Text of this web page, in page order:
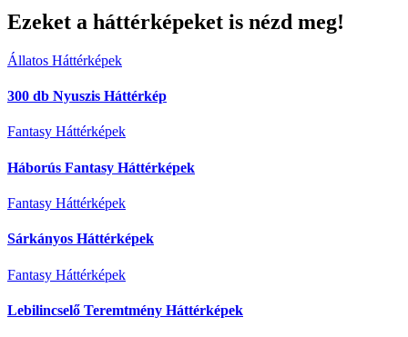
Ezeket a háttérképeket is nézd meg!
Állatos Háttérképek
300 db Nyuszis Háttérkép
Fantasy Háttérképek
Háborús Fantasy Háttérképek
Fantasy Háttérképek
Sárkányos Háttérképek
Fantasy Háttérképek
Lebilincselő Teremtmény Háttérképek